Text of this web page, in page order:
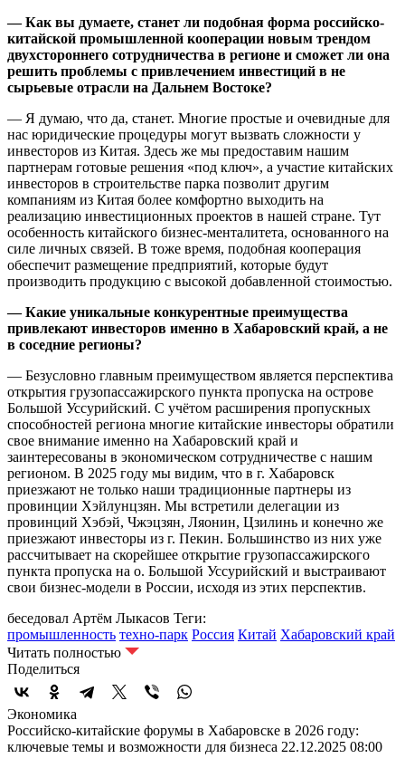
— Как вы думаете, станет ли подобная форма российско-
китайской промышленной кооперации новым трендом
двухстороннего сотрудничества в регионе и сможет ли она
решить проблемы с привлечением инвестиций в не
сырьевые отрасли на Дальнем Востоке?
— Я думаю, что да, станет. Многие простые и очевидные для
нас юридические процедуры могут вызвать сложности у
инвесторов из Китая. Здесь же мы предоставим нашим
партнерам готовые решения «под ключ», а участие китайских
инвесторов в строительстве парка позволит другим
компаниям из Китая более комфортно выходить на
реализацию инвестиционных проектов в нашей стране. Тут
особенность китайского бизнес-менталитета, основанного на
силе личных связей. В тоже время, подобная кооперация
обеспечит размещение предприятий, которые будут
производить продукцию с высокой добавленной стоимостью.
— Какие уникальные конкурентные преимущества
привлекают инвесторов именно в Хабаровский край, а не
в соседние регионы?
— Безусловно главным преимуществом является перспектива
открытия грузопассажирского пункта пропуска на острове
Большой Уссурийский. С учётом расширения пропускных
способностей региона многие китайские инвесторы обратили
свое внимание именно на Хабаровский край и
заинтересованы в экономическом сотрудничестве с нашим
регионом. В 2025 году мы видим, что в г. Хабаровск
приезжают не только наши традиционные партнеры из
провинции Хэйлунцзян. Мы встретили делегации из
провинций Хэбэй, Чжэцзян, Ляонин, Цзилинь и конечно же
приезжают инвесторы из г. Пекин. Большинство из них уже
рассчитывает на скорейшее открытие грузопассажирского
пункта пропуска на о. Большой Уссурийский и выстраивают
свои бизнес-модели в России, исходя из этих перспектив.
беседовал Артём Лыкасов Теги:
промышленность техно-парк Россия Китай Хабаровский край
Читать полностью
Поделиться
Экономика
Российско-китайские форумы в Хабаровске в 2026 году:
ключевые темы и возможности для бизнеса 22.12.2025 08:00